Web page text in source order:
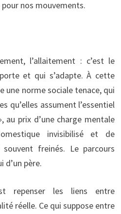
nos mouvements.
l’allaitement : c’est le
et qui s’adapte. À cette
une norme sociale tenace, qui
qu’elles assument l’essentiel
au prix d’une charge mentale
invisibilisé et de
souvent freinés. Le parcours
d’un père.
repenser les liens entre
réelle. Ce qui suppose entre